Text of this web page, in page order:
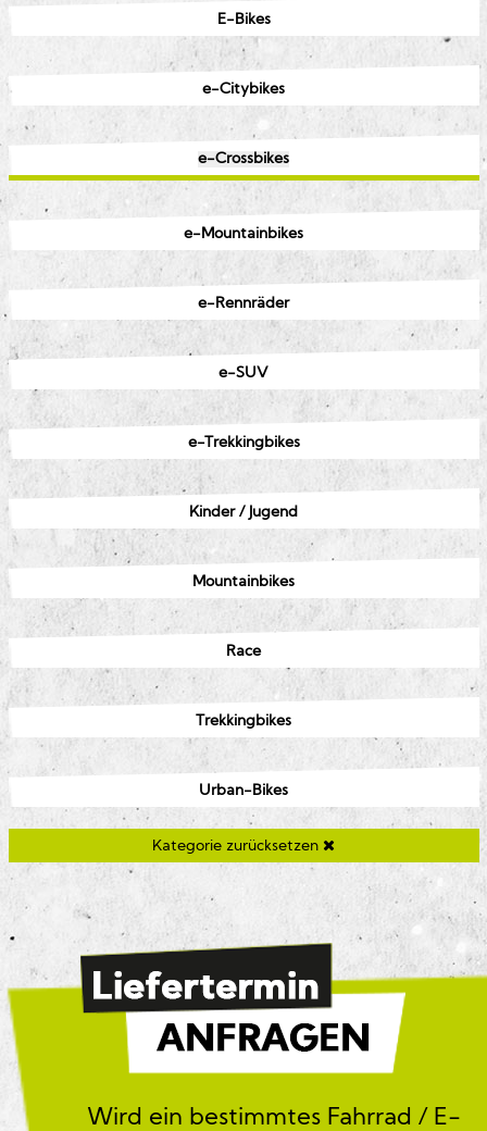
E-Bikes
e-Citybikes
e-Crossbikes
e-Mountainbikes
e-Rennräder
e-SUV
e-Trekkingbikes
Kinder / Jugend
Mountainbikes
Race
Trekkingbikes
Urban-Bikes
Kategorie zurücksetzen
Wird ein bestimmtes Fahrrad / E-